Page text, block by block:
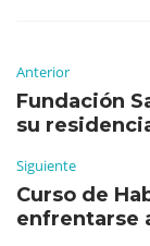
Anterior
Fundación
su
Siguiente
Curso de
enfrentarse